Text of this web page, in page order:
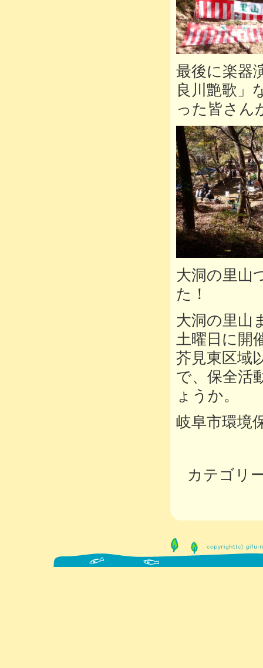
最後に楽器
良川艶歌」
った皆さん
大洞の里山
た！
大洞の里山
土曜日に開
芥見東区域
で、保全活
ょうか。
岐阜市環境
カテゴリ